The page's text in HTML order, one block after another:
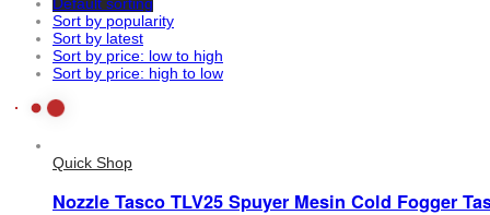
Sort by popularity
Sort by latest
Sort by price: low to high
Sort by price: high to low
Quick Shop
Nozzle Tasco TLV25 Spuyer Mesin Cold Fogger